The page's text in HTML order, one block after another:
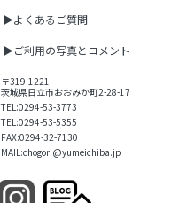
▶よくあるご質問
▶ご利用の写真とコメント
〒319-1221
茨城県日立市おおみか町2-28-17
TEL:0294-53-3773
TEL:0294-53-5355
FAX:0294-32-7130
MAIL:chogori@yumeichiba.jp